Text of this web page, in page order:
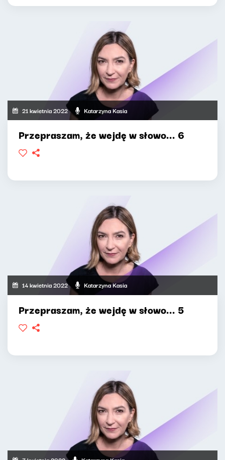
21 kwietnia 2022 Katarzyna Kasia
Przepraszam, że wejdę w słowo... 6
14 kwietnia 2022 Katarzyna Kasia
Przepraszam, że wejdę w słowo... 5